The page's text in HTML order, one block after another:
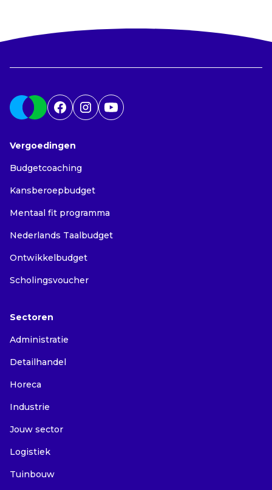
Vergoedingen
Budgetcoaching
Kansberoepbudget
Mentaal fit programma
Nederlands Taalbudget
Ontwikkelbudget
Scholingsvoucher
Sectoren
Administratie
Detailhandel
Horeca
Industrie
Jouw sector
Logistiek
Tuinbouw